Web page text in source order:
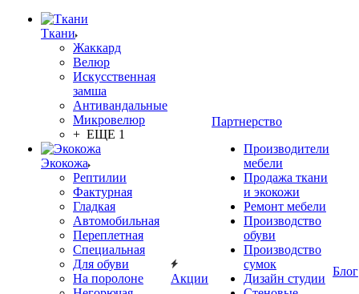
Ткани
Жаккард
Велюр
Искусственная
замша
Антивандальные
Микровелюр
+ ЕЩЕ 1
Экокожа
Рептилии
Фактурная
Гладкая
Автомобильная
Переплетная
Специальная
Для обуви
На поролоне
Акции
Партнерство
Производители
мебели
Продажа ткани
и экокожи
Ремонт мебели
Производство
обуви
Производство
сумок
Дизайн студии
Блог